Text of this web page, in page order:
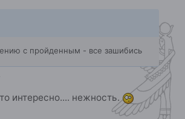
с пройденным - все зашибись
интересно.... нежность.